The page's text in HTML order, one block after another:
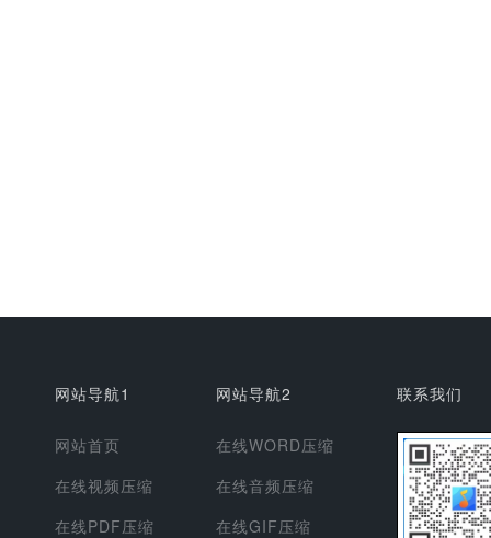
网站导航1
网站首页
在线视频压缩
在线PDF压缩
网站导航2
在线WORD压缩
在线音频压缩
在线GIF压缩
联系我们